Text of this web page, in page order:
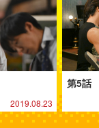
2019.08.23
第5話